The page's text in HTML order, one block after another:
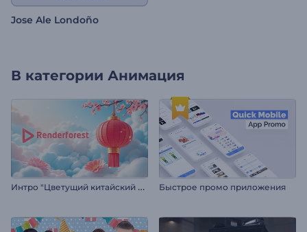
Jose Ale Londoño
В категории Анимация
И
нтро "Цветущий китайский Новый год" Быстрое промо приложения